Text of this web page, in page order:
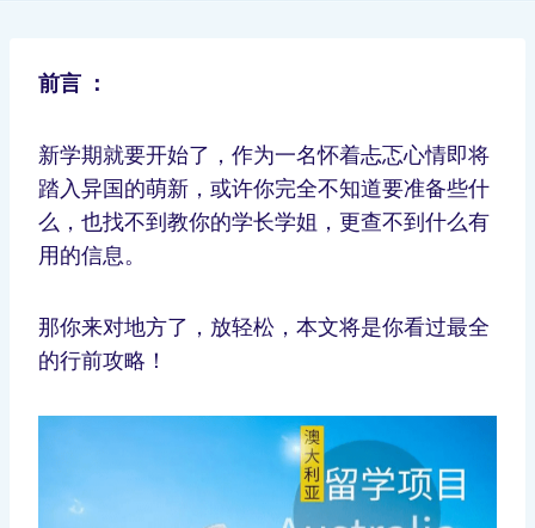
前言 ：
新学期就要开始了，作为一名怀着忐忑心情即将
踏入异国的萌新，或许你完全不知道要准备些什
么，也找不到教你的学长学姐，更查不到什么有
用的信息。
那你来对地方了，放轻松，本文将是你看过最全
的行前攻略！